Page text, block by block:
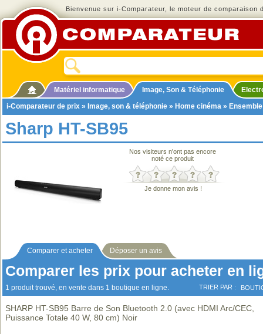
Bienvenue sur i-Comparateur, le moteur de comparaison
Matériel informatique Image, Son & Téléphonie
i-Comparateur de prix » Image, son & téléphonie » Home cinéma »
Sharp HT-SB95
Nos visiteurs n'ont pas encore
noté ce produit
Je donne mon avis !
Comparer et acheter Déposer un avis
Comparer les prix pour acheter en
1 produit trouvé, en vente dans 1 boutique en ligne. TRIER PAR :
SHARP HT-SB95 Barre de Son Bluetooth 2.0 (avec HDMI Arc/CEC,
Puissance Totale 40 W, 80 cm) Noir